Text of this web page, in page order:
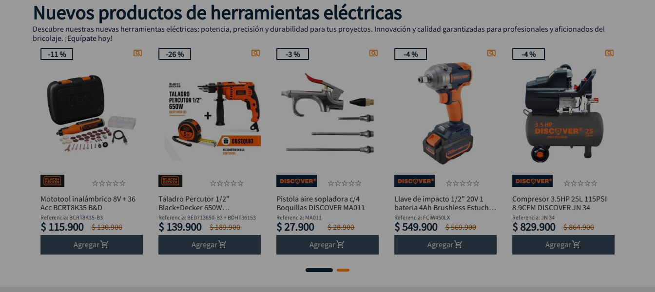
Nuevos productos de herramientas eléctricas
Descubre nuestras nuevas herramientas eléctricas: potencia, precisión y durabilidad para tus proyectos. Innovación y calidad garantizadas para profesionales y aficionados del
bricolaje. ¡Equípate hoy!
-11 %
☆☆☆☆☆
Mototool inalámbrico 8V + 36
Acc BCRT8K35 B&D
Referencia: BCRT8K35-B3
$ 115.900 $130.900
Agregar
-26 %
☆☆☆☆☆
Taladro Percutor 1/2"
Black+Decker 650W
BED713650-B3 + Flexómetro
Referencia: BED713650-B3 + BDHT36153
$ 139.900 $189.900
Agregar
-3 %
☆☆☆☆☆
Pistola aire sopladora c/4
Boquillas DISCOVER MA011
Referencia: MA011
$ 27.900 $28.900
Agregar
-4 %
☆☆☆☆☆
Llave de impacto 1/2" 20V 1
bateria 4Ah Brushless Estuche
Discover
Referencia: FCIW450LX
$549.900 $569.900
Agregar
-4 %
☆☆☆☆☆
Compresor 3.5HP 25L 115PSI
8.9CFM DISCOVER JN 34
Referencia: JN 34
$ 829.900 $864.900
Agregar